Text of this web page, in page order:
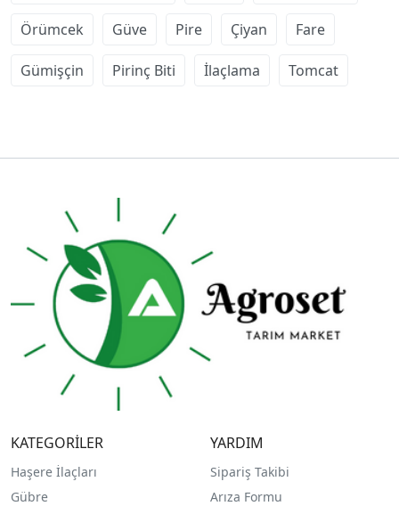
Örümcek Güve Pire Çiyan Fare
Gümişçin Pirinç Biti İlaçlama Tomcat
KATEGORİLER
Haşere İlaçları
Gübre
YARDIM
Sipariş Takibi
Arıza Formu